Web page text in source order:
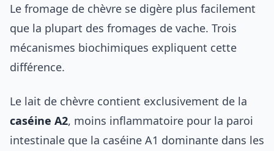
Le fromage de chèvre se digère plus facilement
que la plupart des fromages de vache. Trois
mécanismes biochimiques expliquent cette
différence.
Le lait de chèvre contient exclusivement de la
caséine A2, moins inflammatoire pour la paroi
intestinale que la caséine A1 dominante dans les